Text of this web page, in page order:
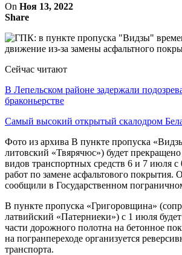
On Ноя 13, 2022
Share
Сейчас читают
В Лепельском районе задержали
браконьерстве
Самый высокий открытый скалодром
Фото из архива В пункте пропуска
литовский «Твярячюс») будет
видов транспортных средств 6 и 7 июля с
работ по замене асфальтового
сообщили в Государственном
В пункте пропуска «Григоровщина»
латвийский «Патерниеки») с 1 июля
части дорожного полотна на бетонное
на погранпереходе организуется
транспорта.